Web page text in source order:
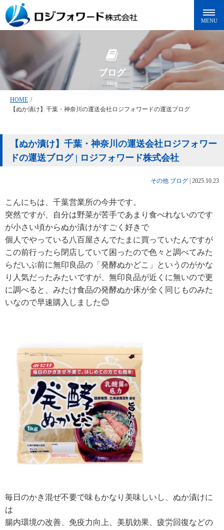
ブログ
blog
HOME /
【ぬか漬け】千葉・神奈川の運送会社ロジフォワードの運送ブログ
【ぬか漬け】千葉・神奈川の運送会社ロジフォワー
ドの運送ブログ | ロジフォワード株式会社
その他 ブログ 2025.10.23
こんにちは、千葉営業所の今井です。
突然ですが、自分は野菜が苦手であまり食べれないのです
が小さい頃からぬか漬けがすごく好きで
個人でやっている八百屋さんでたまに買っていたんですが
この前行ったら閉店していて困ったので色々と調べてみた
らだいぶ前に無印良品の「発酵ぬかどこ」というのがかな
り人気だったみたいですが、無印良品が近くに無いので更
に調べると、みたけ食品の発酵ぬか床が全く同じものみた
いなので早速購入しました😊
毎日のかき混ぜ不要で味もかなり美味しいし、ぬか漬けに
は
腸内環境の改善、免疫力向上、美肌効果、疲労回復などの